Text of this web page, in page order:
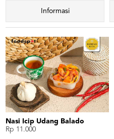
Informasi
Nasi Icip Udang Balado
Rp 11.000